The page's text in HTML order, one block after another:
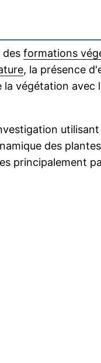
des formations
, la présence
la végétation avec
des
principalement